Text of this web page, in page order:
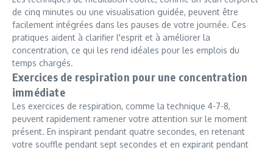
de cinq minutes ou une visualisation guidée, peuvent être
facilement intégrées dans les pauses de votre journée. Ces
pratiques aident à clarifier l'esprit et à améliorer la
concentration, ce qui les rend idéales pour les emplois du
temps chargés.
Exercices de respiration pour une concentration
immédiate
Les exercices de respiration, comme la technique 4-7-8,
peuvent rapidement ramener votre attention sur le moment
présent. En inspirant pendant quatre secondes, en retenant
votre souffle pendant sept secondes et en expirant pendant